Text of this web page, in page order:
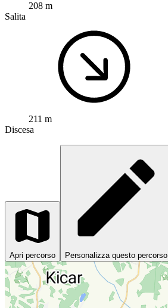
208 m
Salita
211 m
Discesa
Apri percorso Personalizza questo percorso